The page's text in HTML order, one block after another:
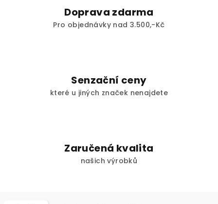
Doprava zdarma
Pro objednávky nad 3.500,-Kč
Senzační ceny
které u jiných značek nenajdete
Zaručená kvalita
našich výrobků